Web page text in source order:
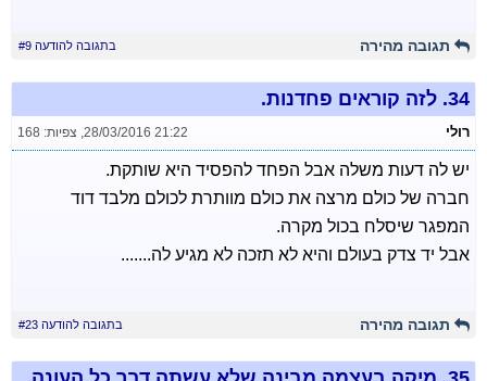
תגובה מהירה בתגובה להודעה #9
34. לזה קוראים פחדנות.
רולי 28/03/2016 21:22
, צפיות: 168
יש לה דעות משלה אבל הפחד להפסיד היא שותקת.
חברה של כולם מרצה את כולם מוותרת לכולם מלבד דוד
המפגר שיסלח בכול מקרה.
אבל יד צדק בעולם והיא לא תזכה לא מגיע לה.......
תגובה מהירה בתגובה להודעה #23